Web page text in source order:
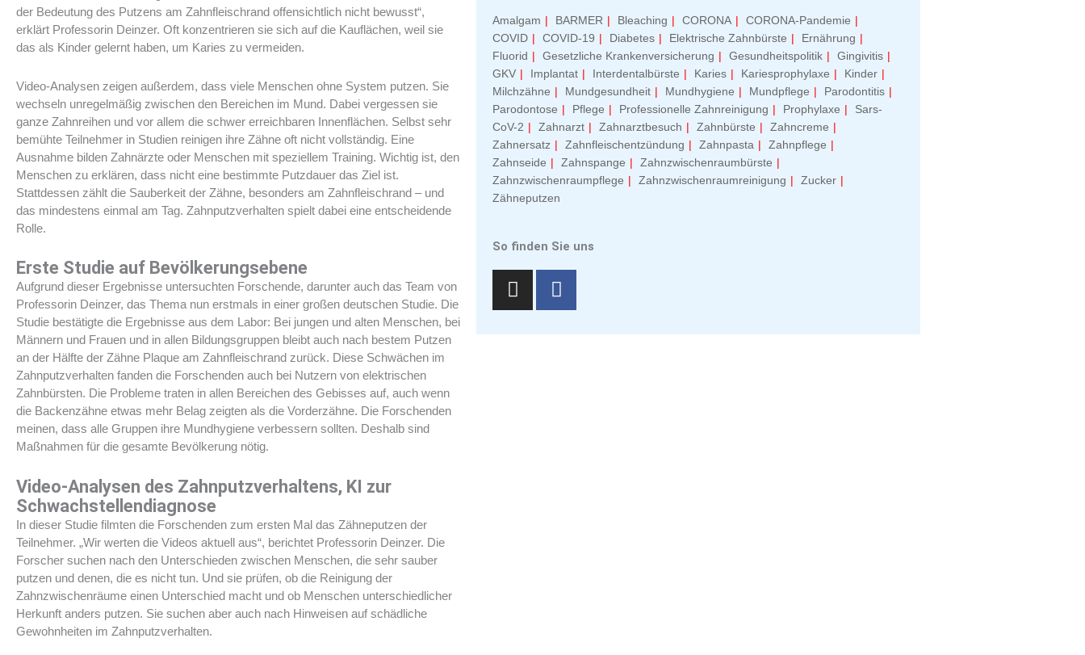
der Bedeutung des Putzens am Zahnfleischrand offensichtlich nicht bewusst“,
erklärt Professorin Deinzer. Oft konzentrieren sie sich auf die Kauflächen, weil sie
das als Kinder gelernt haben, um Karies zu vermeiden.
Video-Analysen zeigen außerdem, dass viele Menschen ohne System putzen. Sie
wechseln unregelmäßig zwischen den Bereichen im Mund. Dabei vergessen sie
ganze Zahnreihen und vor allem die schwer erreichbaren Innenflächen. Selbst sehr
bemühte Teilnehmer in Studien reinigen ihre Zähne oft nicht vollständig. Eine
Ausnahme bilden Zahnärzte oder Menschen mit speziellem Training. Wichtig ist, den
Menschen zu erklären, dass nicht eine bestimmte Putzdauer das Ziel ist.
Stattdessen zählt die Sauberkeit der Zähne, besonders am Zahnfleischrand – und
das mindestens einmal am Tag. Zahnputzverhalten spielt dabei eine entscheidende
Rolle.
Erste Studie auf Bevölkerungsebene
Aufgrund dieser Ergebnisse untersuchten Forschende, darunter auch das Team von
Professorin Deinzer, das Thema nun erstmals in einer großen deutschen Studie. Die
Studie bestätigte die Ergebnisse aus dem Labor: Bei jungen und alten Menschen, bei
Männern und Frauen und in allen Bildungsgruppen bleibt auch nach bestem Putzen
an der Hälfte der Zähne Plaque am Zahnfleischrand zurück. Diese Schwächen im
Zahnputzverhalten fanden die Forschenden auch bei Nutzern von elektrischen
Zahnbürsten. Die Probleme traten in allen Bereichen des Gebisses auf, auch wenn
die Backenzähne etwas mehr Belag zeigten als die Vorderzähne. Die Forschenden
meinen, dass alle Gruppen ihre Mundhygiene verbessern sollten. Deshalb sind
Maßnahmen für die gesamte Bevölkerung nötig.
Video-Analysen des Zahnputzverhaltens, KI zur
Schwachstellendiagnose
In dieser Studie filmten die Forschenden zum ersten Mal das Zähneputzen der
Teilnehmer. „Wir werten die Videos aktuell aus“, berichtet Professorin Deinzer. Die
Forscher suchen nach den Unterschieden zwischen Menschen, die sehr sauber
putzen und denen, die es nicht tun. Und sie prüfen, ob die Reinigung der
Zahnzwischenräume einen Unterschied macht und ob Menschen unterschiedlicher
Herkunft anders putzen. Sie suchen aber auch nach Hinweisen auf schädliche
Gewohnheiten im Zahnputzverhalten.
Amalgam BARMER Bleaching CORONA
CORONA-Pandemie
COVID
COVID-19 Diabetes Elektrische Zahnbürste
Ernährung
Fluorid
Gesetzliche Krankenversicherung Gesundheitspolitik
Gingivitis
GKV
Implantat Interdentalbürste Karies Kariesprophylaxe
Kinder
Milchzähne
Mundgesundheit Mundhygiene Mundpflege
Parodontitis
Parodontose
Pflege Professionelle Zahnreinigung Prophylaxe
Sars-
CoV-2
Zahnarzt Zahnarztbesuch Zahnbürste
Zahncreme
Zahnersatz
Zahnfleischentzündung Zahnpasta
Zahnpflege
Zahnseide
Zahnspange
Zahnzwischenraumbürste
Zahnzwischenraumpflege
Zahnzwischenraumreinigung
Zucker
Zähneputzen
So finden Sie uns
I
n
s
F
a
c